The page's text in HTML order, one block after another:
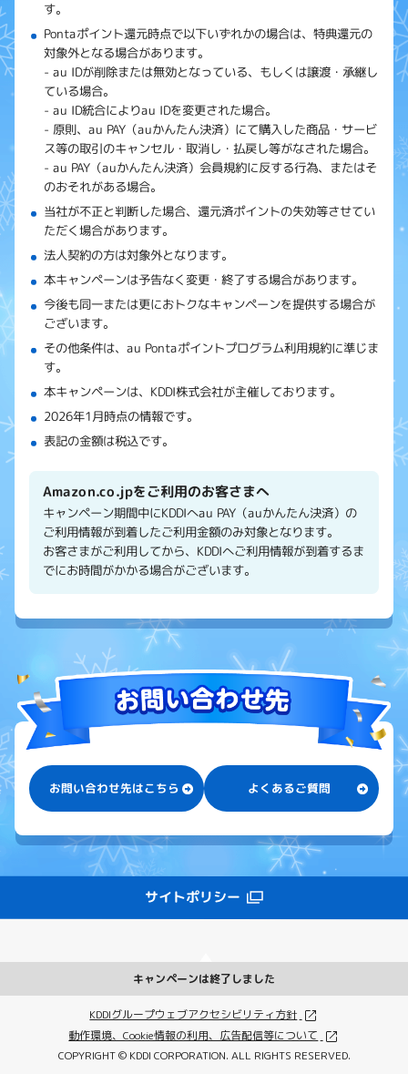
す。
Pontaポイント還元時点で以下いずれかの場合は、特典還元の
対象外となる場合があります。
au IDが削除または無効となっている、もしくは譲渡・承継し
ている場合。
au ID統合によりau IDを変更された場合。
原則、au PAY（auかんたん決済）にて購入した商品・サービ
ス等の取引のキャンセル・取消し・払戻し等がなされた場合。
au PAY（auかんたん決済）会員規約に反する行為、またはそ
のおそれがある場合。
当社が不正と判断した場合、還元済ポイントの失効等させてい
ただく場合があります。
法人契約の方は対象外となります。
本キャンペーンは予告なく変更・終了する場合があります。
今後も同一または更におトクなキャンペーンを提供する場合が
ございます。
その他条件は、au Pontaポイントプログラム利用規約に準じま
す。
本キャンペーンは、KDDI株式会社が主催しております。
2026年1月時点の情報です。
表記の金額は税込です。
Amazon.co.jpをご利用のお客さまへ
キャンペーン期間中にKDDIへau PAY（auかんたん決済）の
ご利用情報が到着したご利用金額のみ対象となります。
お客さまがご利用してから、KDDIへご利用情報が到着するま
でにお時間がかかる場合がございます。
お問い合わせ先はこちら よくあるご質問
サイトポリシー
キャンペーンは終了しました
KDDIグループウェブアクセシビリティ方針
動作環境、Cookie情報の利用、広告配信等について
COPYRIGHT © KDDI CORPORATION. ALL RIGHTS RESERVED.